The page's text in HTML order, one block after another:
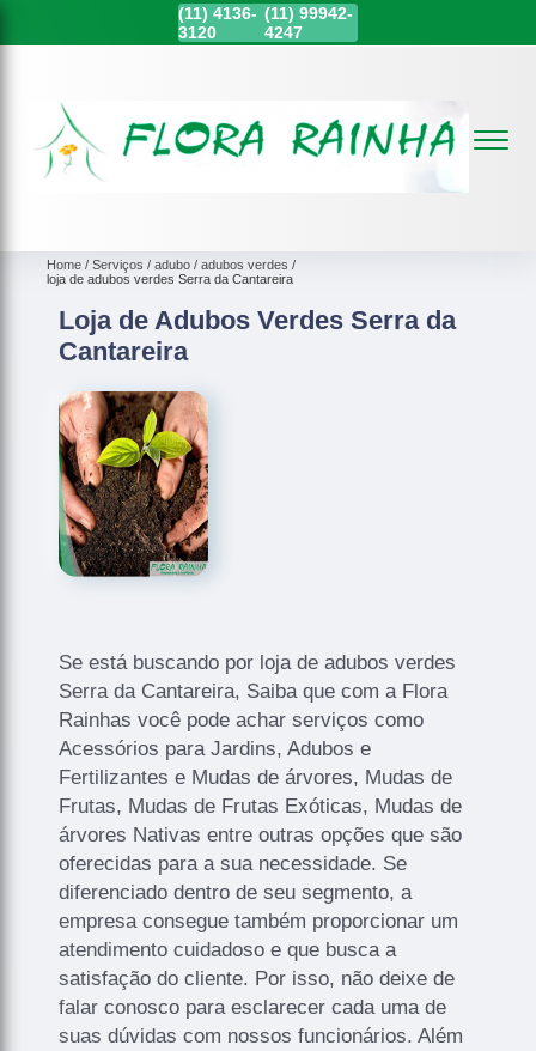
(11) 4136-
3120
(11)99942-
4247
Home Serviços adubo
adubos verdes
loja de adubos verdes Serra da Cantareira
Loja de Adubos Verdes Serra da
Cantareira
Se está buscando por loja de adubos verdes
Serra da Cantareira, Saiba que com a Flora
Rainhas você pode achar serviços como
Acessórios para Jardins, Adubos e
Fertilizantes e Mudas de árvores, Mudas de
Frutas, Mudas de Frutas Exóticas, Mudas de
árvores Nativas entre outras opções que são
oferecidas para a sua necessidade. Se
diferenciado dentro de seu segmento, a
empresa consegue também proporcionar um
atendimento cuidadoso e que busca a
satisfação do cliente. Por isso, não deixe de
falar conosco para esclarecer cada uma de
suas dúvidas com nossos funcionários. Além